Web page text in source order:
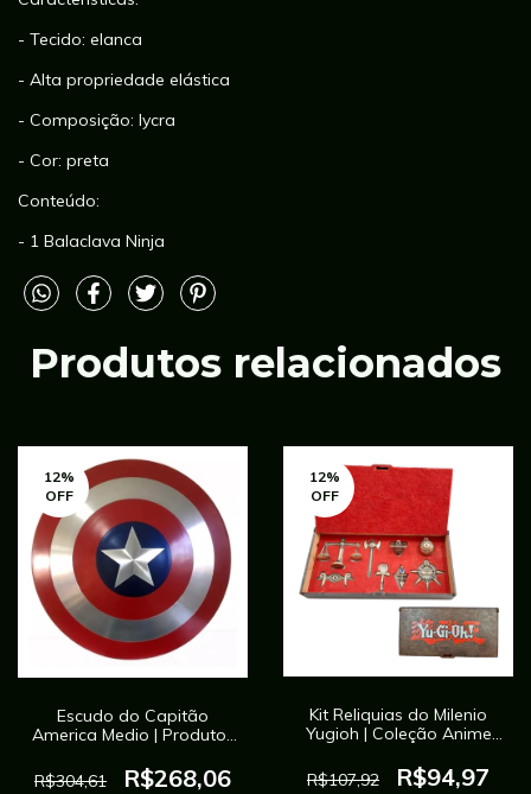
- Tecido: elanca
- Alta propriedade elástica
- Composição: lycra
- Cor: preta
Conteúdo:
- 1 Balaclava Ninja
Produtos relacionados
12%
OFF
Escudo do Capitão
America Medio | Produtos
R$304,61
R$268,06
12%
OFF
Kit Reliquias do Milenio
Yugioh | Coleção Anime
R$107,92
R$94,97